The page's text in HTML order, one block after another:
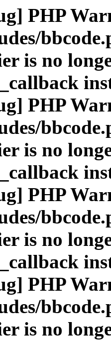
PHP
is no
PHP
is no
PHP
is no
PHP
is no